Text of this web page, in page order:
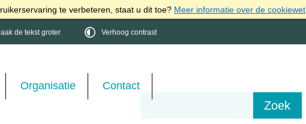
te verbeteren, staat u dit toe? Meer informatie over de cookiewet
de tekst groter Verhoog contrast
Organisatie Contact